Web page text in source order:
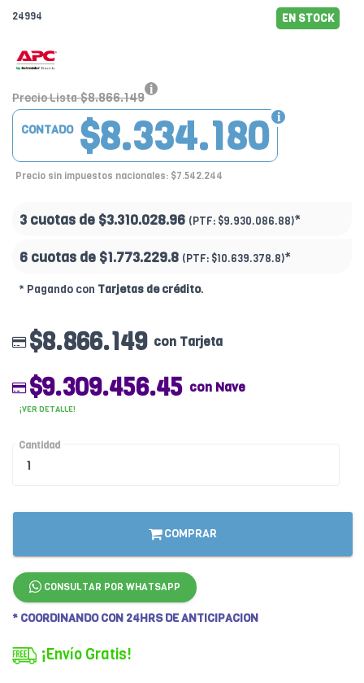
24994 EN STOCK
Precio Lista $8.866.149
$8.334.180
CONTADO
Precio sin impuestos nacionales: $7.542.244
3 cuotas de $3.310.028.96 (PTF: $9.930.086.88)*
6 cuotas de $1.773.229.8 (PTF: $10.639.378.8)*
* Pagando con Tarjetas de crédito.
$8.866.149 con Tarjeta
$9.309.456.45 con Nave
¡VER DETALLE!
Cantidad
COMPRAR
CONSULTAR POR WHATSAPP
* COORDINANDO CON 24HRS DE ANTICIPACION
¡Envío Gratis!